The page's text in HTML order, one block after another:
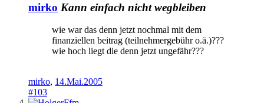
mirko Kann einfach nicht wegbleiben
wie war das denn jetzt nochmal mit dem
finanziellen beitrag (teilnehmergebühr o.ä.)???
wie hoch liegt die denn jetzt ungefähr???
mirko, 14.Mai.2005
#103